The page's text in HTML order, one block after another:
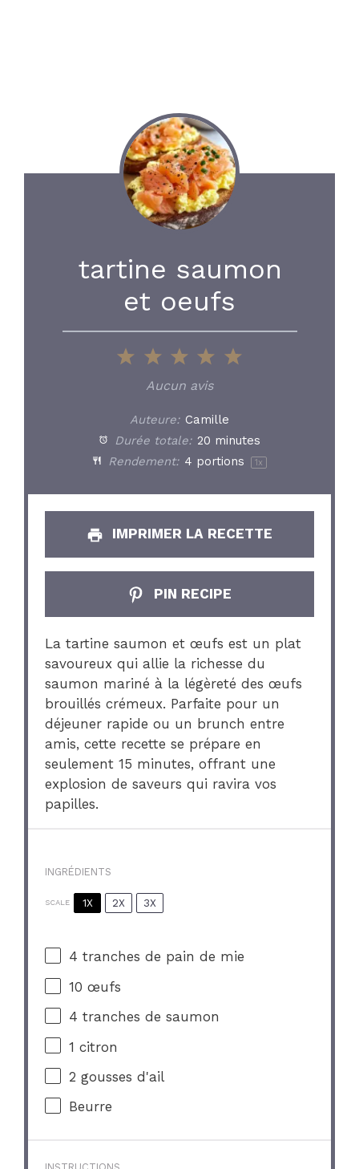
tartine saumon
et oeufs
5
4
3
Stars
2
Stars
1
Star
Aucun avis
Auteure: Camille
Durée totale: 20 minutes
Rendement: 4 portions 1 x
IMPRIMER LA RECETTE
PIN RECIPE
La tartine saumon et œufs est un plat
savoureux qui allie la richesse du
saumon mariné à la légèreté des œufs
brouillés crémeux. Parfaite pour un
déjeuner rapide ou un brunch entre
amis, cette recette se prépare en
seulement 15 minutes, offrant une
explosion de saveurs qui ravira vos
papilles.
INGRÉDIENTS
SCALE 1X 2X 3X
4 tranches de pain de mie
10 œufs
4 tranches de saumon
1 citron
2 gousses d'ail
Beurre